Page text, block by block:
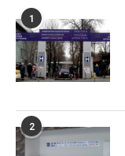
1
2